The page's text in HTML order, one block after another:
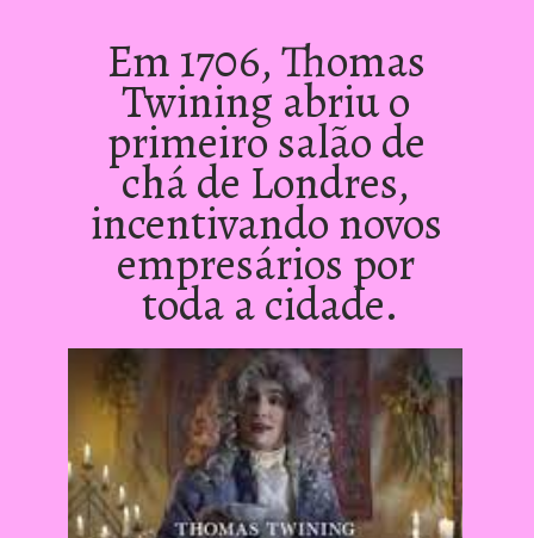
Em 1706, Thomas
Twining abriu o
primeiro salão de
chá de Londres,
incentivando novos
empresários por
toda a cidade.